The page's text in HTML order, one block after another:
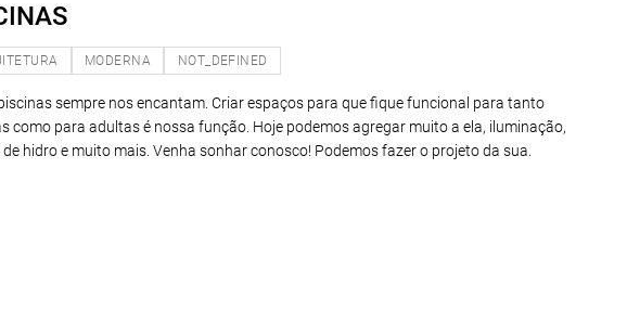
MODERNA NOT_DEFINED
sempre nos encantam. Criar espaços para que fique funcional para tanto
como para adultas é nossa função. Hoje podemos agregar muito a ela, iluminação,
hidro e muito mais. Venha sonhar conosco! Podemos fazer o projeto da sua.